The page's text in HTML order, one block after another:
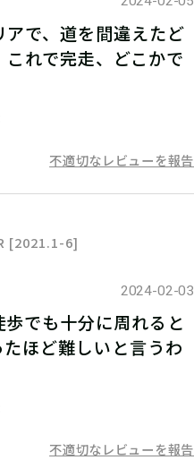
で、道を間違えたど
れで完走、どこかで
不適切なレビューを報告
[2021.1-6]
2024-02-03
でも十分に周れると
ほど難しいと言うわ
不適切なレビューを報告